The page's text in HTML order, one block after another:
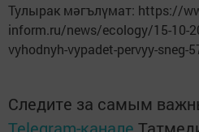
Тулырак мәгълүмат: https://
inform.ru/news/ecology/15-10-
vyhodnyh-vypadet-pervyy-sneg-
Следите за самым